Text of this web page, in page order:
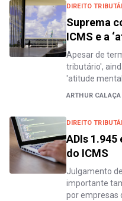
DIREITO
Suprema
ICMS e a
Apesar de
tributário',
'atitude
ARTHUR CALAÇA
DIREITO
ADIs 1.945
do ICMS
Julgamento
importante
por empresas